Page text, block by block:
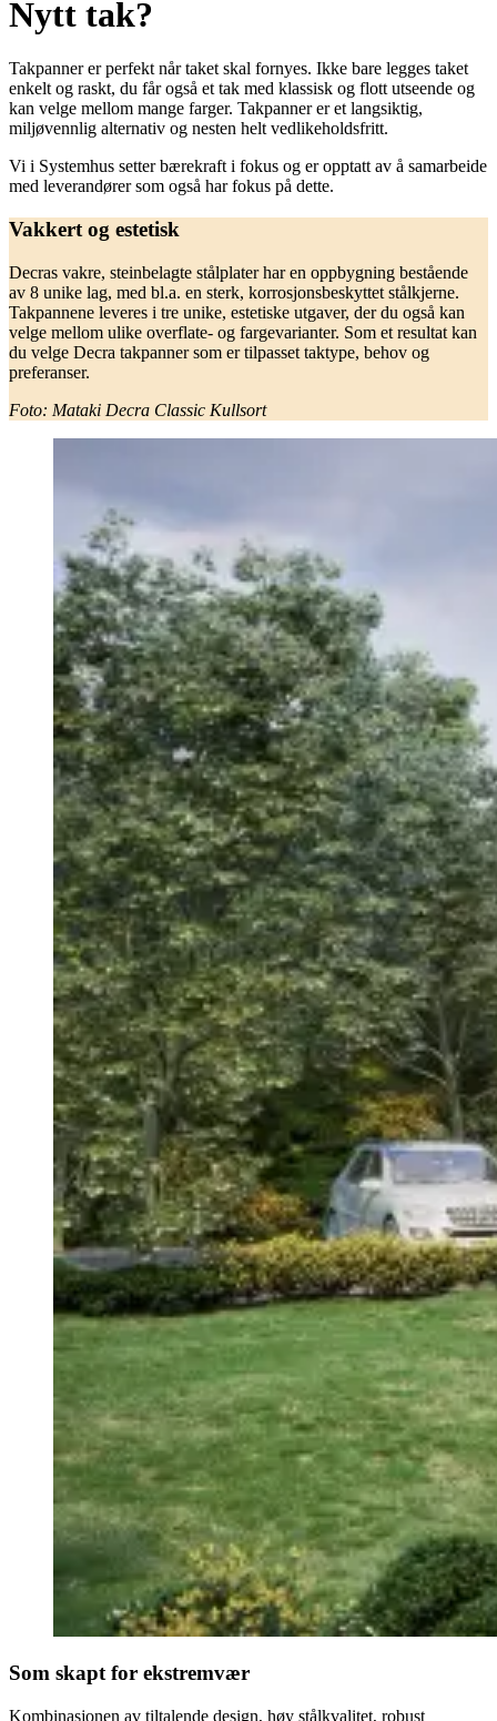
Nytt tak?
Takpanner er perfekt når taket skal fornyes. Ikke bare legges taket
enkelt og raskt, du får også et tak med klassisk og flott utseende og
kan velge mellom mange farger. Takpanner er et langsiktig,
miljøvennlig alternativ og nesten helt vedlikeholdsfritt.
Vi i Systemhus setter bærekraft i fokus og er opptatt av å samarbeide
med leverandører som også har fokus på dette.
Vakkert og estetisk
Decras vakre, steinbelagte stålplater har en oppbygning bestående
av 8 unike lag, med bl.a. en sterk, korrosjonsbeskyttet stålkjerne.
Takpannene leveres i tre unike, estetiske utgaver, der du også kan
velge mellom ulike overflate- og fargevarianter. Som et resultat kan
du velge Decra takpanner som er tilpasset taktype, behov og
preferanser.
Foto: Mataki Decra Classic Kullsort
Som skapt for ekstremvær
Kombinasjonen av tiltalende design, høy stålkvalitet, robust